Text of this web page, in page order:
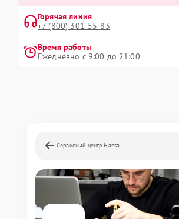
Горячая линия
+7 (800) 301-55-83
Время работы
Ежедневно с 9:00 до 21:00
Сервисный центр Hansa